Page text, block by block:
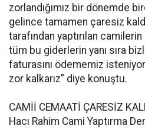
zorlandığımız bir dönemde
gelince tamamen çaresiz
tarafından yaptırılan
tüm bu giderlerin yanı sıra
faturasını ödememiz
zor kalkarız” diye konuştu.
CAMİİ CEMAATİ ÇARESİZ
Hacı Rahim Cami Yaptırma